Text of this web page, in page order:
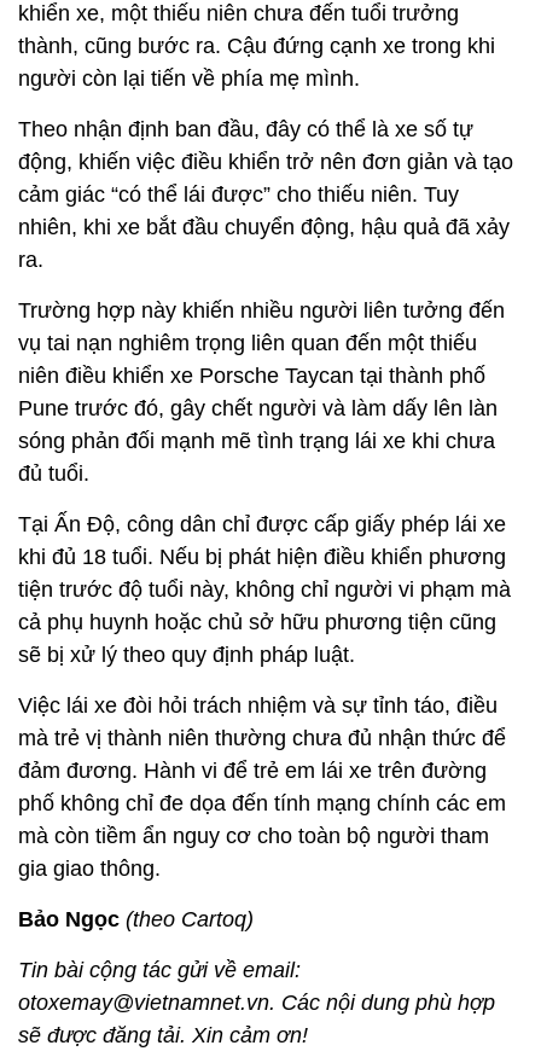
khiển xe, một thiếu niên chưa đến tuổi trưởng
thành, cũng bước ra. Cậu đứng cạnh xe trong khi
người còn lại tiến về phía mẹ mình.
Theo nhận định ban đầu, đây có thể là xe số tự
động, khiến việc điều khiển trở nên đơn giản và tạo
cảm giác “có thể lái được” cho thiếu niên. Tuy
nhiên, khi xe bắt đầu chuyển động, hậu quả đã xảy
ra.
Trường hợp này khiến nhiều người liên tưởng đến
vụ tai nạn nghiêm trọng liên quan đến một thiếu
niên điều khiển xe Porsche Taycan tại thành phố
Pune trước đó, gây chết người và làm dấy lên làn
sóng phản đối mạnh mẽ tình trạng lái xe khi chưa
đủ tuổi.
Tại Ấn Độ, công dân chỉ được cấp giấy phép lái xe
khi đủ 18 tuổi. Nếu bị phát hiện điều khiển phương
tiện trước độ tuổi này, không chỉ người vi phạm mà
cả phụ huynh hoặc chủ sở hữu phương tiện cũng
sẽ bị xử lý theo quy định pháp luật.
Việc lái xe đòi hỏi trách nhiệm và sự tỉnh táo, điều
mà trẻ vị thành niên thường chưa đủ nhận thức để
đảm đương. Hành vi để trẻ em lái xe trên đường
phố không chỉ đe dọa đến tính mạng chính các em
mà còn tiềm ẩn nguy cơ cho toàn bộ người tham
gia giao thông.
Bảo Ngọc (theo Cartoq)
Tin bài cộng tác gửi về email:
otoxemay@vietnamnet.vn. Các nội dung phù hợp
sẽ được đăng tải. Xin cảm ơn!